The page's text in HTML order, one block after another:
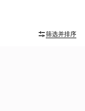
筛选并排序